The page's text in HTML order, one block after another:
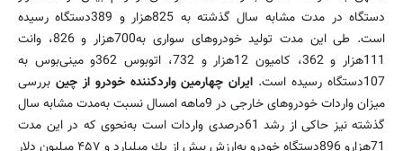
دستگاه در مدت مشابه سال گذشته به 825هزار و 389دستگاه رسیده
است. طی این مدت تولید خودروهای سواری به700هزار و 826، وانت
111هزار و 362، كامیون 12هزار و 732، اتوبوس 362و مینی‌بوس به
107دستگاه رسیده است.
ایران چهارمین واردكننده خودرو از چین بررسی
میزان واردات خودروهای خارجی در 9ماهه امسال نسبت به‌مدت مشابه سال
گذشته نیز حاكی از رشد 61درصدی واردات است به‌نحوی كه در این مدت